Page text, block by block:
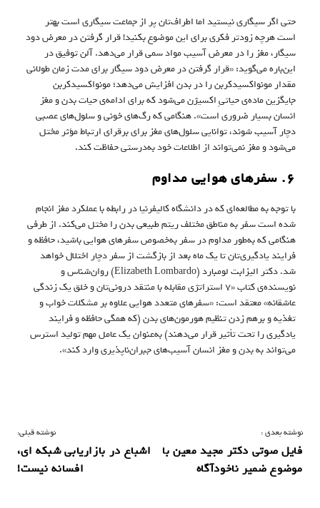
حتی اگر سیگاری نیستید اما اطراف‌تان پر از جماعت سیگاری است بهتر
است هرچه زودتر فکری برای این موضوع بکنید! قرار گرفتن در معرض دود
سیگار، مغز را در معرض آسیب مواد سمی قرار می‌دهد. آلن توفیق در
این‌باره می‌گوید: «قرار گرفتن در معرض دود سیگار برای مدت زمان طولانی
مقدار مونواکسیدکربن را در بدن افزایش می‌دهد؛ مونواکسیدکربن
جایگزین ماده‌ی حیاتیِ اکسیژن می‌شود که برای ادامه‌ی حیات بدن و مغز
انسان بسیار ضروری است». هنگامی‌ که رگ‌های خونی و سلول‌های عصبی
دچار آسیب شوند، توانایی سلول‌های مغز برای برقرای ارتباط مؤثر مختل
می‌شود و مغز نمی‌تواند از اطلاعات خود به‌درستی حفاظت کند.
۶. سفرهای هوایی مداوم
با توجه به مطالعه‌ای که در دانشگاه کالیفرنیا در رابطه با عملکرد مغز انجام
شده است سفر به مناطق مختلف ریتم طبیعی بدن را مختل می‌کند. از طرفی
هنگامی‌ که به‌طور مداوم در سفر به‌خصوص سفرهای هوایی باشید، حافظه و
فرایند یادگیری‌تان تا یک ماه بعد از بازگشت از سفر دچار اختلال خواهد
شد. دکتر الیزابت لومبارد (Elizabeth Lombardo) روان‌شناس و
نویسنده‌ی کتاب «۷ استراتژی مقابله با منتقد درونی‌تان و خلق یک زندگی
عاشقانه» معتقد است: «سفرهای متعدد هوایی علاوه بر مشکلات خواب و
تغذیه و برهم زدن تنظیم هورمون‌های بدن (که همگی حافظه و فرایند
یادگیری را تحت تأثیر قرار می‌دهند) به‌عنوان یک عامل مهم تولید استرس‌
می‌تواند به بدن و مغز انسان آسیب‌های جبران‌ناپذیری وارد کند».
ر
ا
ه
نوشته قبلی:
اشباع در بازاریابی شبکه ای،
افسانه نیست!
نوشته بعدی :
فایل صوتی دکتر مجید معین با
موضوع ضمیر ناخودآگاه